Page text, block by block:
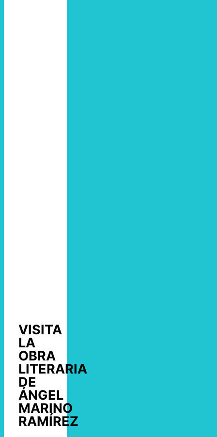
VISITA
LA
OBRA
LITERARIA
DE
ÁNGEL
MARINO
RAMÍREZ